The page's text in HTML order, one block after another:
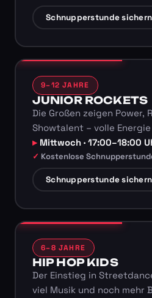
Schnupperstunde sichern
9–12 JAHRE
JUNIOR ROCKETS
Die Großen zeigen Power,
Showtalent – volle
Mittwoch · 17:00–18:00
Kostenlose
Schnupperstunde sichern
6–8 JAHRE
HIP HOP KIDS
Der Einstieg in
viel Musik und noch mehr